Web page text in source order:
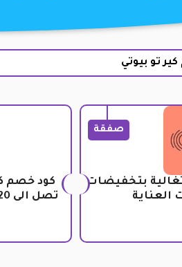
تو بيوتي
صفقة
بتخفيضات
تصل الى 20% علي قسم العناية بالشعر